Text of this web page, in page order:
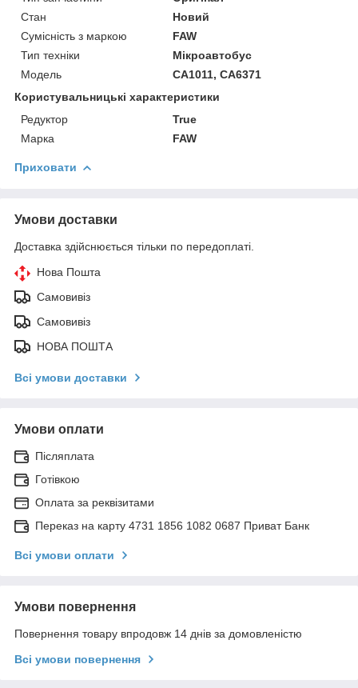
Стан
Новий
Сумісність з маркою
FAW
Тип техніки
Мікроавтобус
Модель
CA1011, CA6371
Користувальницькі характеристики
Редуктор
True
Марка
FAW
Приховати
Умови доставки
Доставка здійснюється тільки по передоплаті.
Нова Пошта
Самовивіз
Самовивіз
НОВА ПОШТА
Всі умови доставки
Умови оплати
Післяплата
Готівкою
Оплата за реквізитами
Переказ на карту 4731 1856 1082 0687 Приват Банк
Всі умови оплати
Умови повернення
Повернення товару впродовж 14 днів за домовленістю
Всі умови повернення